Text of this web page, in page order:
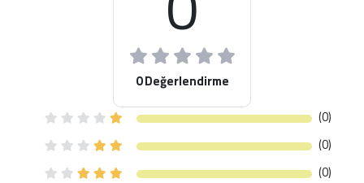
0 Değerlendirme
(0)
(0)
(0)